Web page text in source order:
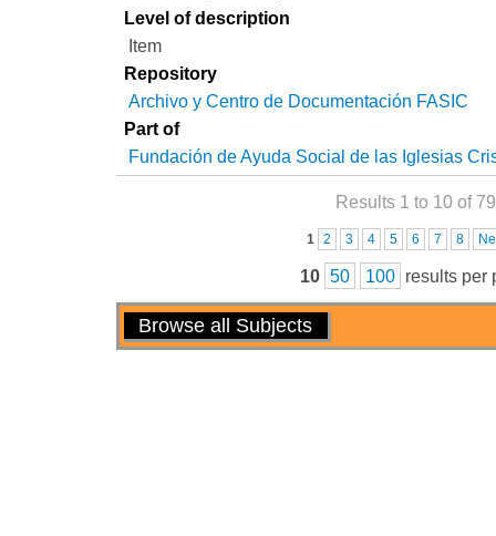
Level of description
Item
Repository
Archivo y Centro de Documentación FASIC
Part of
Fundación de Ayuda Social de las Iglesias
Results 1 to 10 of 79
1 2 3 4 5 6 7 8
10 50 100 results per
Actions
Browse all Subjects